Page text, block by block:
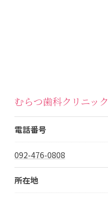
むらつ歯科クリニック
電話番号
092-476-0808
所在地